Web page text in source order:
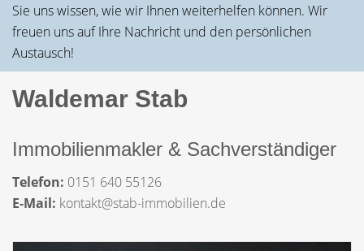
Sie uns wissen, wie wir Ihnen weiterhelfen können. Wir
freuen uns auf Ihre Nachricht und den persönlichen
Austausch!
Waldemar Stab
Immobilienmakler & Sachverständiger
Telefon: 0151 640 55126
E-Mail: kontakt@stab-immobilien.de